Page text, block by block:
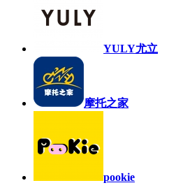
YULY尤立
摩托之家
pookie